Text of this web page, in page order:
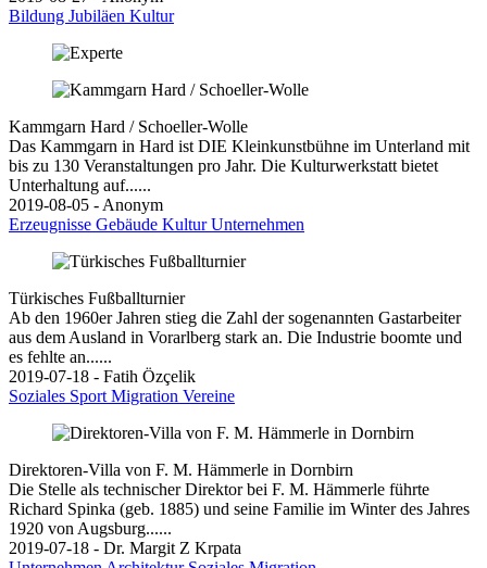
Bildung Jubiläen Kultur
Kammgarn Hard / Schoeller-Wolle
Das Kammgarn in Hard ist DIE Kleinkunstbühne im Unterland mit
bis zu 130 Veranstaltungen pro Jahr. Die Kulturwerkstatt bietet
Unterhaltung auf......
2019-08-05 - Anonym
Erzeugnisse Gebäude KulturUnternehmen
Türkisches Fußballturnier
Ab den 1960er Jahren stieg die Zahl der sogenannten Gastarbeiter
aus dem Ausland in Vorarlberg stark an. Die Industrie boomte und
es fehlte an......
2019-07-18 - Fatih Özçelik
Soziales Sport Migration Vereine
Direktoren-Villa von F. M. Hämmerle in Dornbirn
Die Stelle als technischer Direktor bei F. M. Hämmerle führte
Richard Spinka (geb. 1885) und seine Familie im Winter des Jahres
1920 von Augsburg......
2019-07-18 - Dr. Margit Z Krpata